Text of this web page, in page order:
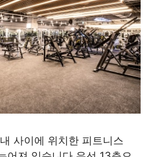
사이에 위치한 피트니스